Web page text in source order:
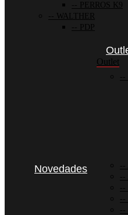
PERROS K9
WALTHER
PDP
Novedades
Outlet